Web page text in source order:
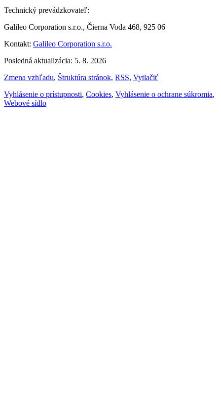
Technický prevádzkovateľ:
Galileo Corporation s.r.o., Čierna Voda 468, 925 06
Kontakt: Galileo Corporation s.r.o.
Posledná aktualizácia: 5. 8. 2026
Zmena vzhľadu, Štruktúra stránok, RSS, Vytlačiť
Vyhlásenie o prístupnosti, Cookies, Vyhlásenie o ochrane súkromia,
Webové sídlo